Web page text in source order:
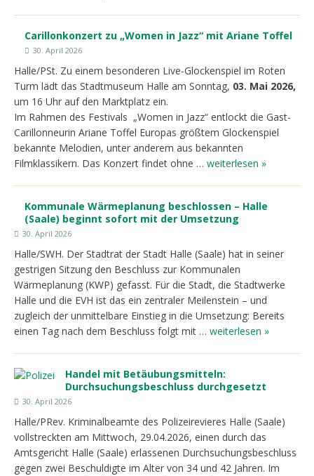
Carillonkonzert zu „Women in Jazz“ mit Ariane Toffel
30. April 2026
Halle/PSt. Zu einem besonderen Live-Glockenspiel im Roten
Turm lädt das Stadtmuseum Halle am Sonntag, 03. Mai 2026,
um 16 Uhr auf den Marktplatz ein.
Im Rahmen des Festivals „Women in Jazz“ entlockt die Gast-
Carillonneurin Ariane Toffel Europas größtem Glockenspiel
bekannte Melodien, unter anderem aus bekannten
Filmklassikern. Das Konzert findet ohne … weiterlesen »
Kommunale Wärmeplanung beschlossen – Halle
(Saale) beginnt sofort mit der Umsetzung
30. April 2026
Halle/SWH. Der Stadtrat der Stadt Halle (Saale) hat in seiner
gestrigen Sitzung den Beschluss zur Kommunalen
Wärmeplanung (KWP) gefasst. Für die Stadt, die Stadtwerke
Halle und die EVH ist das ein zentraler Meilenstein – und
zugleich der unmittelbare Einstieg in die Umsetzung: Bereits
einen Tag nach dem Beschluss folgt mit … weiterlesen »
Handel mit Betäubungsmitteln:
Durchsuchungsbeschluss durchgesetzt
30. April 2026
Halle/PRev. Kriminalbeamte des Polizeirevieres Halle (Saale)
vollstreckten am Mittwoch, 29.04.2026, einen durch das
Amtsgericht Halle (Saale) erlassenen Durchsuchungsbeschluss
gegen zwei Beschuldigte im Alter von 34 und 42 Jahren. Im